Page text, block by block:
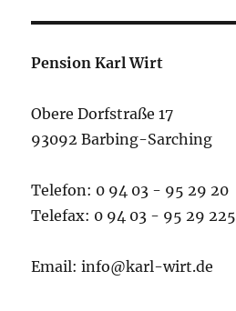
Pension Karl Wirt
Obere Dorfstraße 17
93092 Barbing-Sarching
Telefon: 0 94 03 - 95 29 20
Telefax: 0 94 03 - 95 29 225
Email: info@karl-wirt.de